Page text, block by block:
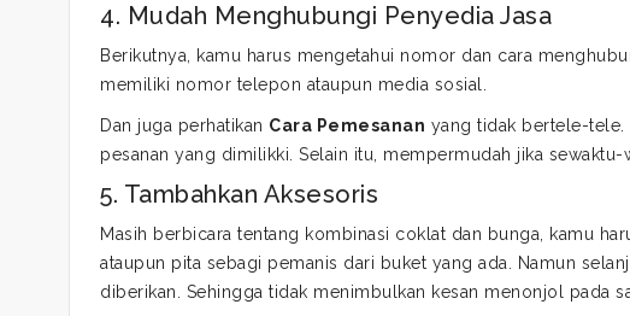
4. Mudah Menghubungi Penyedia Jasa
Berikutnya, kamu harus mengetahui nomor dan cara
memiliki nomor telepon ataupun media sosial.
Dan juga perhatikan Cara Pemesanan yang tidak bertele-tele.
pesanan yang dimilikki. Selain itu, mempermudah jika
5. Tambahkan Aksesoris
Masih berbicara tentang kombinasi coklat dan bunga, kamu
ataupun pita sebagi pemanis dari buket yang ada. Namun
diberikan. Sehingga tidak menimbulkan kesan menonjol pada